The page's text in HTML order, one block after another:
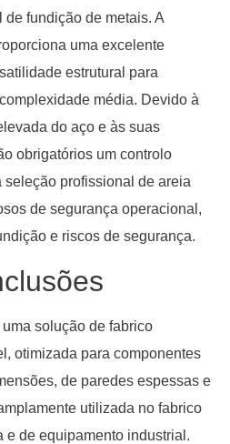
fundição de metais. A
uma excelente
estrutural para
média. Devido à
do aço e às suas
obrigatórios um controlo
profissional de areia
de segurança operacional,
e riscos de segurança.
solução de fabrico
otimizada para componentes
de paredes espessas e
utilizada no fabrico
e de equipamento industrial.